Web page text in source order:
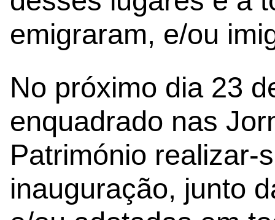
emigraram, e/ou
No próximo dia 23
enquadrado nas
Património realizar-
inauguração, junto